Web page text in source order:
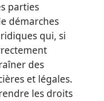
parties
démarches
qui, si
des
et légales.
les droits